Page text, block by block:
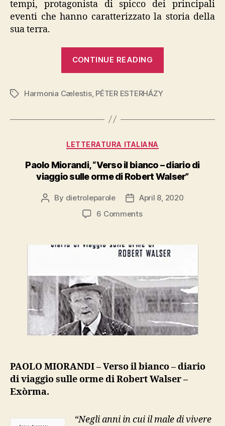
tempi, protagonista di spicco dei principali
eventi che hanno caratterizzato la storia della
sua terra.
CONTINUE READING
TagsHarmonia Cælestis, PÉTER ESTERHÁZY
Categories
LETTERATURA ITALIANA
Paolo Miorandi, “Verso il bianco – diario di
viaggio sulle orme di Robert Walser”
Post
By dietroleparole
Post
date
April 8, 2020
6 Commentson
“Verso
–
diario
di
viaggio
sulle
orme
Walser”
PAOLO MIORANDI – Verso il bianco – diario
di viaggio sulle orme di Robert Walser –
Exòrma.
“Negli anni in cui il male di vivere